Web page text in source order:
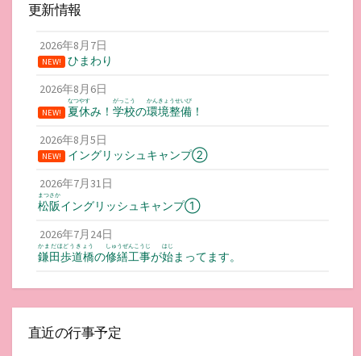
更新情報
2026年8月7日
NEW!
ひまわり
2026年8月6日
NEW! 夏休
なつやす
み！ 学校
がっこう
の環境整備
かんきょうせいび
！
2026年8月5日
NEW!
イングリッシュキャンプ②
2026年7月31日
松阪
まつさか
イングリッシュキャンプ①
2026年7月24日
鎌田歩道橋
かまだほどうきょう
の修繕工事
しゅうぜんこうじ
が始
はじ
まってます。
直近の行事予定